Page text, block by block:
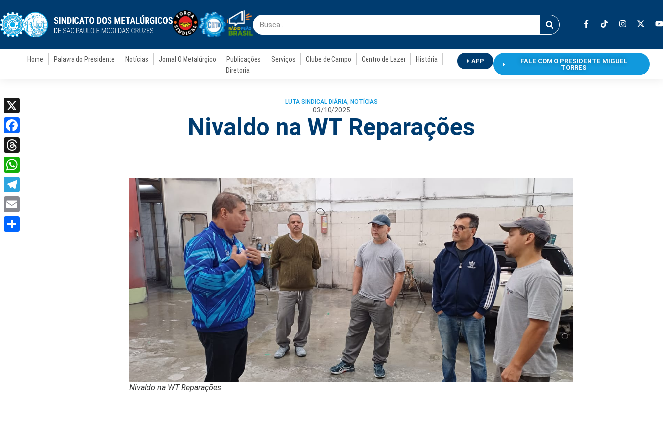
Home Palavra do Presidente Notícias Jornal O Metalúrgico Publicações Serviços Clube de Campo Centro de Lazer
História
Diretoria
APP
FALE COM O PRESIDENTE MIGUEL
TORRES
LUTA SINDICAL DIÁRIA, NOTÍCIAS
03/10/2025
Nivaldo na WT Reparações
Nivaldo na WT Reparações
X
Facebook
Threads
WhatsApp
Telegram
Email